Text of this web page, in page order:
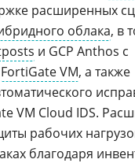
расширенных
облака, в
и GCP Anthos с
FortiGate VM, а также
VM Cloud IDS.
рабочих
благодаря